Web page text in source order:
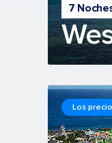
7
Los